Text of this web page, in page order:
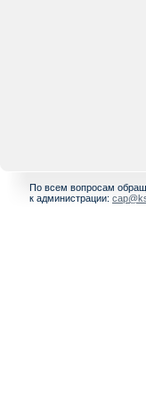
По всем вопросам
к администрации: